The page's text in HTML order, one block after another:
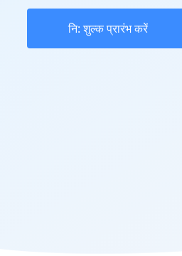
नि: शुल्क प्रारंभ करें